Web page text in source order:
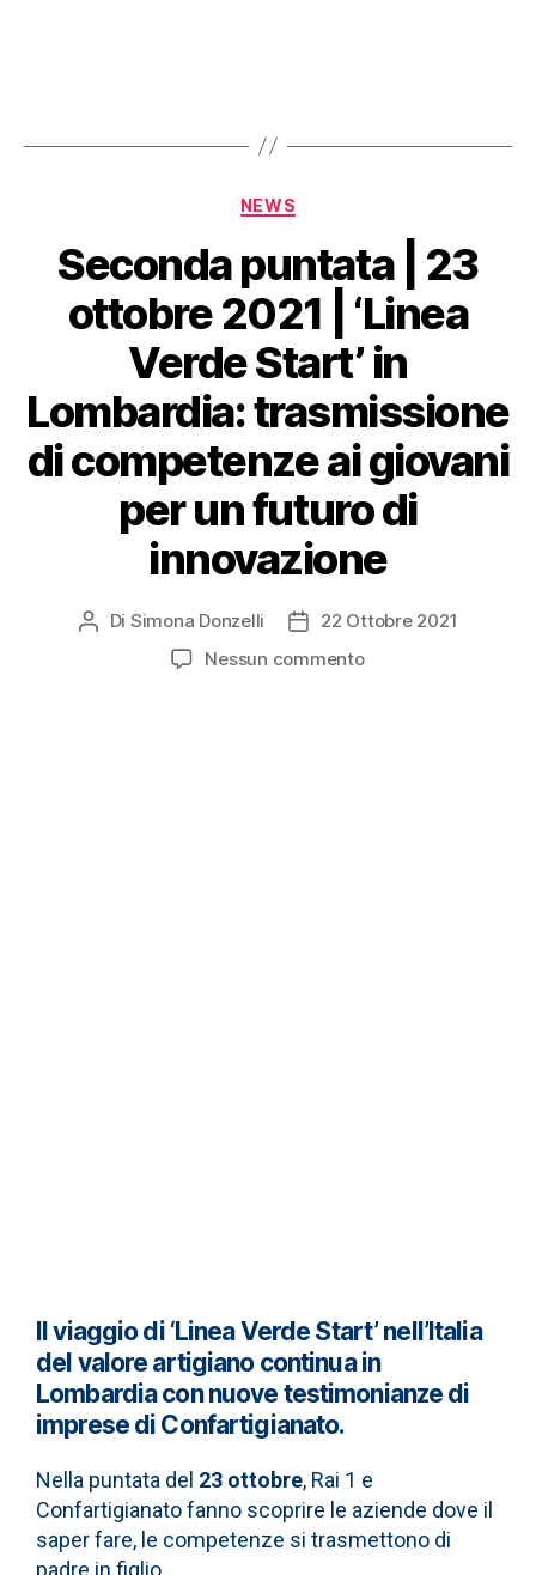
NEWS
Seconda puntata | 23
ottobre 2021 | ‘Linea
Verde Start’ in
Lombardia: trasmissione
di competenze ai giovani
per un futuro di
innovazione
Di Simona Donzelli
22 Ottobre 2021
Nessun commento
Il viaggio di ‘Linea Verde Start’ nell’Italia
del valore artigiano continua in
Lombardia con nuove testimonianze di
imprese di Confartigianato.
Nella puntata del 23 ottobre, Rai 1 e
Confartigianato fanno scoprire le aziende dove il
saper fare, le competenze si trasmettono di